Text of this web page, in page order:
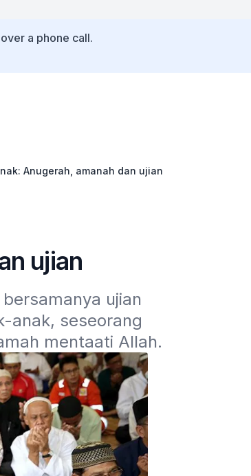
a phone call.
Anugerah, amanah dan ujian
ujian
ujian
anak, seseorang